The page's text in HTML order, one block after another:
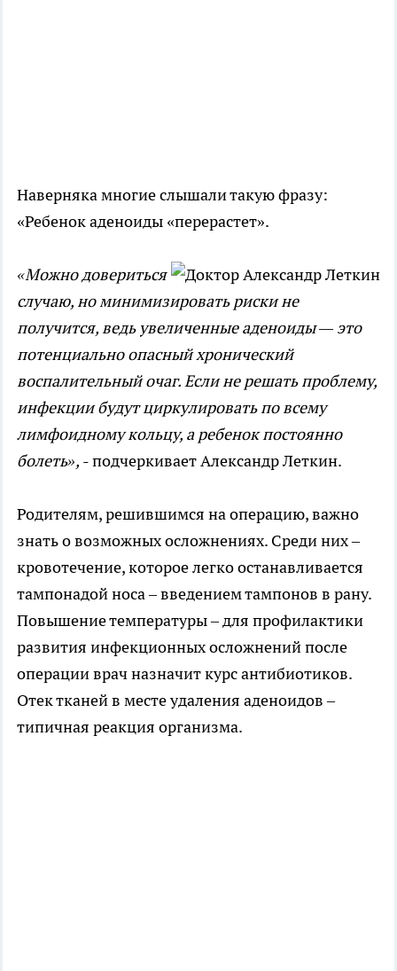
Наверняка многие слышали такую фразу:
«Ребенок аденоиды «перерастет».
«Можно довериться
случаю, но минимизировать риски не
получится, ведь увеличенные аденоиды — это
потенциально опасный хронический
воспалительный очаг. Если не решать проблему,
инфекции будут циркулировать по всему
лимфоидному кольцу, а ребенок постоянно
болеть», - подчеркивает Александр Леткин.
Родителям, решившимся на операцию, важно
знать о возможных осложнениях. Среди них –
кровотечение, которое легко останавливается
тампонадой носа – введением тампонов в рану.
Повышение температуры – для профилактики
развития инфекционных осложнений после
операции врач назначит курс антибиотиков.
Отек тканей в месте удаления аденоидов –
типичная реакция организма.